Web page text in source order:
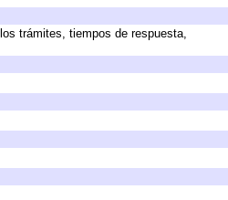
trámites, tiempos de respuesta,